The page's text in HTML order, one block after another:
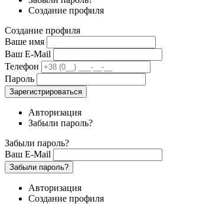
Создание профиля
Создание профиля
Ваше имя
Ваш E-Mail
Телефон
Пароль
Зарегистрироваться
Авторизация
Забыли пароль?
Забыли пароль?
Ваш E-Mail
Забыли пароль?
Авторизация
Создание профиля